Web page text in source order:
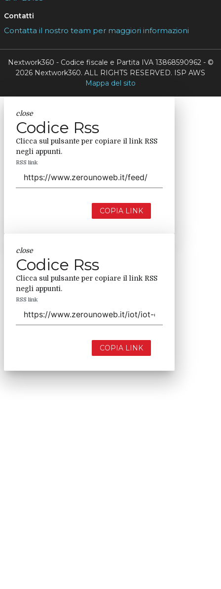
Contatti
Contatta il nostro team per maggiori informazioni
Nextwork360 - Codice fiscale e Partita IVA 13868590962 - ©
2026 Nextwork360. ALL RIGHTS RESERVED. ISP AWS
Mappa del sito
close
Codice Rss
Clicca sul pulsante per copiare il link RSS
negli appunti.
RSS link
COPIA LINK
close
Codice Rss
Clicca sul pulsante per copiare il link RSS
negli appunti.
RSS link
COPIA LINK